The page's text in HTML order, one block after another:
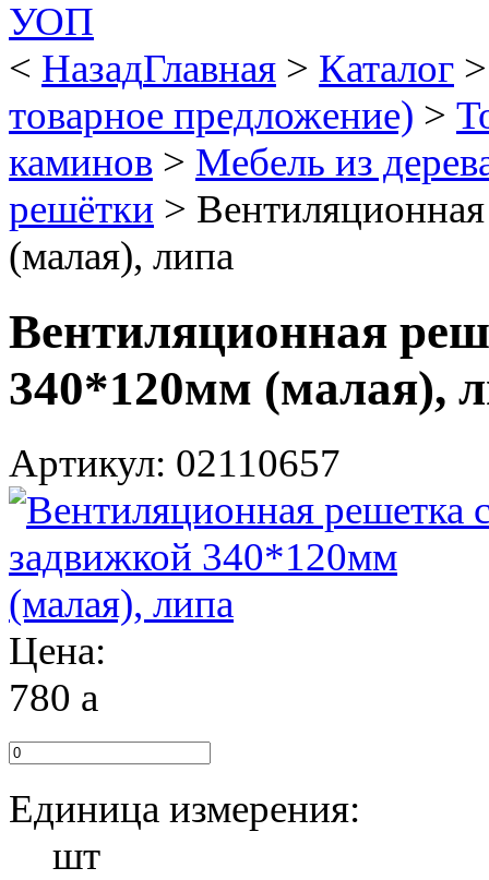
< НазадГлавная > Каталог
товарное предложение) >
каминов > Мебель из
решётки >
(малая), липа
Вентиляционная
340*120мм (малая),
Артикул: 02110657
Цена:
780 a
Единица измерения:
шт